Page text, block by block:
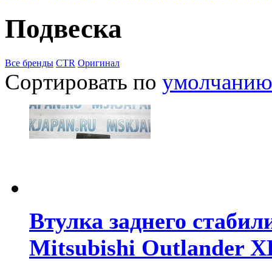
Подвеска
Все бренды CTR Оригинал
Сортировать по умолчанию
Втулка заднего
Mitsubishi Outlander